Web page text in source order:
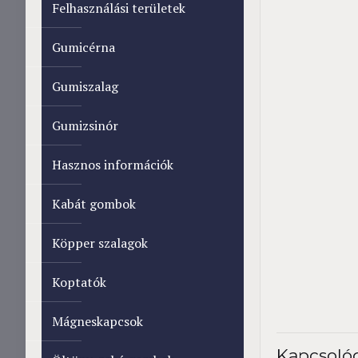
Felhasználási területek
Gumicérna
Gumiszalag
Gumizsinór
Hasznos információk
Kabát gombok
Köpper szalagok
Koptatók
Mágneskapcsok